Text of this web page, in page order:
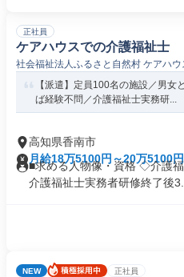
正社員
ケアハウスでの介護福祉士
社会福祉法人ふるさと自然村 ケアハ
【派遣】定員100名の施設／男
ば経験不問／介護福祉士実務研...
高知県香南市
月給18万5100円～20万5100円
■求める人物像・資格 ◇介護
介護福祉士実務者研修終了後3...
NEW 正社員